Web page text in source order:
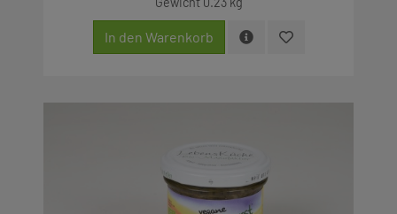
In den Warenkorb